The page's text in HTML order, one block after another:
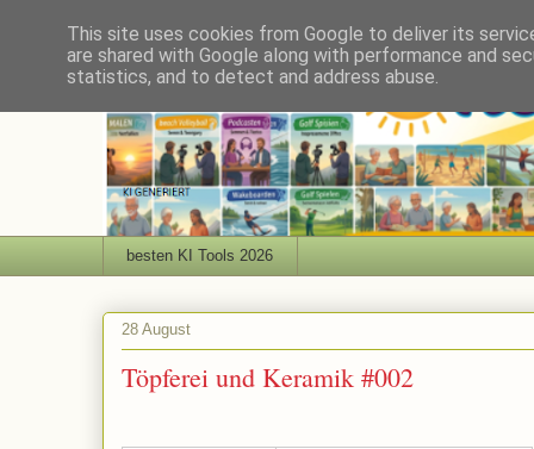
besten KI Tools 2026
28 August
Töpferei und Keramik #002
This site uses cookies from Google to deliver its
are shared with Google along with performance and
statistics, and to detect and address abuse.